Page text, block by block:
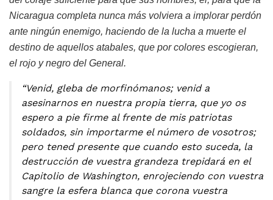
Nicaragua completa nunca más volviera a implorar perdón
ante ningún enemigo, haciendo de la lucha a muerte el
destino de aquellos atabales, que por colores escogieran,
el rojo y negro del General.
“Venid, gleba de morfinómanos; venid a
asesinarnos en nuestra propia tierra, que yo os
espero a pie firme al frente de mis patriotas
soldados, sin importarme el número de vosotros;
pero tened presente que cuando esto suceda, la
destrucción de vuestra grandeza trepidará en el
Capitolio de Washington, enrojeciendo con vuestra
sangre la esfera blanca que corona vuestra